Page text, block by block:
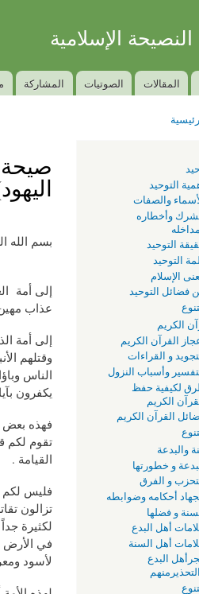
الإسلامية
المقالات الصوتيات المشاركة
التوحيد
والصفات
وأخطاره
التوحيد
التوحيد
الإسلام
فضائل التوحيد
الكريم
القرآن الكريم
و القراءات
وأسباب النزول
لكيفية حفظ
الكريم
القرآن الكريم
والبدعة
و خطورتها
و الفرق
أحكامه وضوابطه
و فضلها
أهل البدع
أهل السنة
البدع
بسم الله
إلى أمة
عذاب
إلى أمة
وقتلهم
الناس
يكفرون
فهذه بعض
تقوم لكم
القيامة .
فليس لكم
تزالون
لكثيرة
في الأرض
لأسود